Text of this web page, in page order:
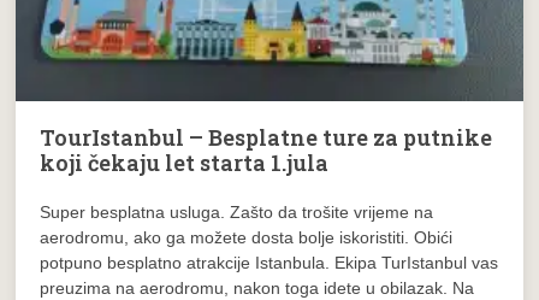
TourIstanbul – Besplatne ture za putnike
koji čekaju let starta 1.jula
Super besplatna usluga. Zašto da trošite vrijeme na
aerodromu, ako ga možete dosta bolje iskoristiti. Obići
potpuno besplatno atrakcije Istanbula. Ekipa TurIstanbul vas
preuzima na aerodromu, nakon toga idete u obilazak. Na